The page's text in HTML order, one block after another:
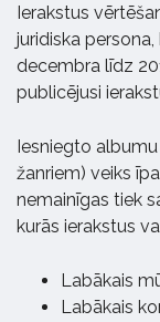
Ierakstus
juridiska
decembra līdz
publicējusi
Iesniegto
žanriem) veiks
nemainīgas tiek
kurās ierakstus
Labākais
Labākais